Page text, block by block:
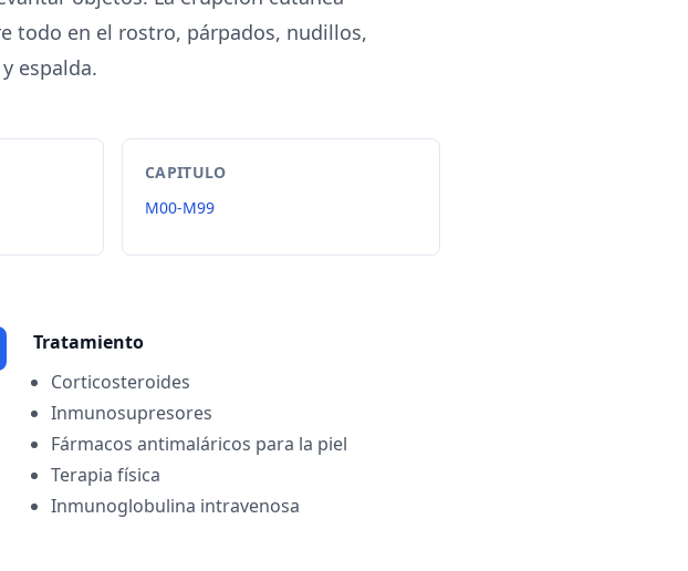
todo en el rostro, párpados, nudillos,
espalda.
CAPITULO
M00-M99
Tratamiento
Corticosteroides
Inmunosupresores
Fármacos antimaláricos para la piel
Terapia física
Inmunoglobulina intravenosa